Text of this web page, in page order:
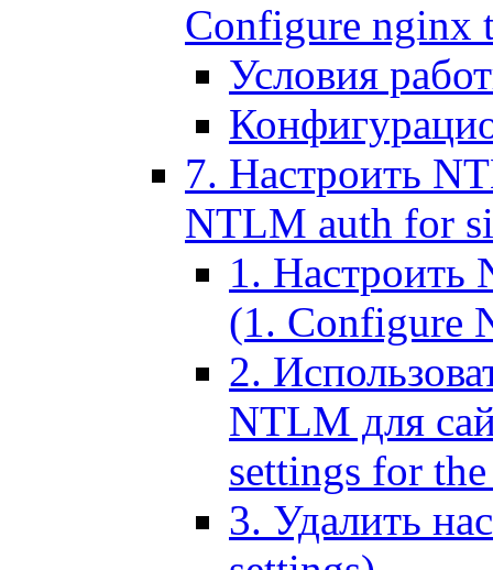
Configure nginx
Условия
7. Настроить
NTLM auth for
1. Настроить
(1. Configure
2.
NTLM для
settings for
3. Удалить